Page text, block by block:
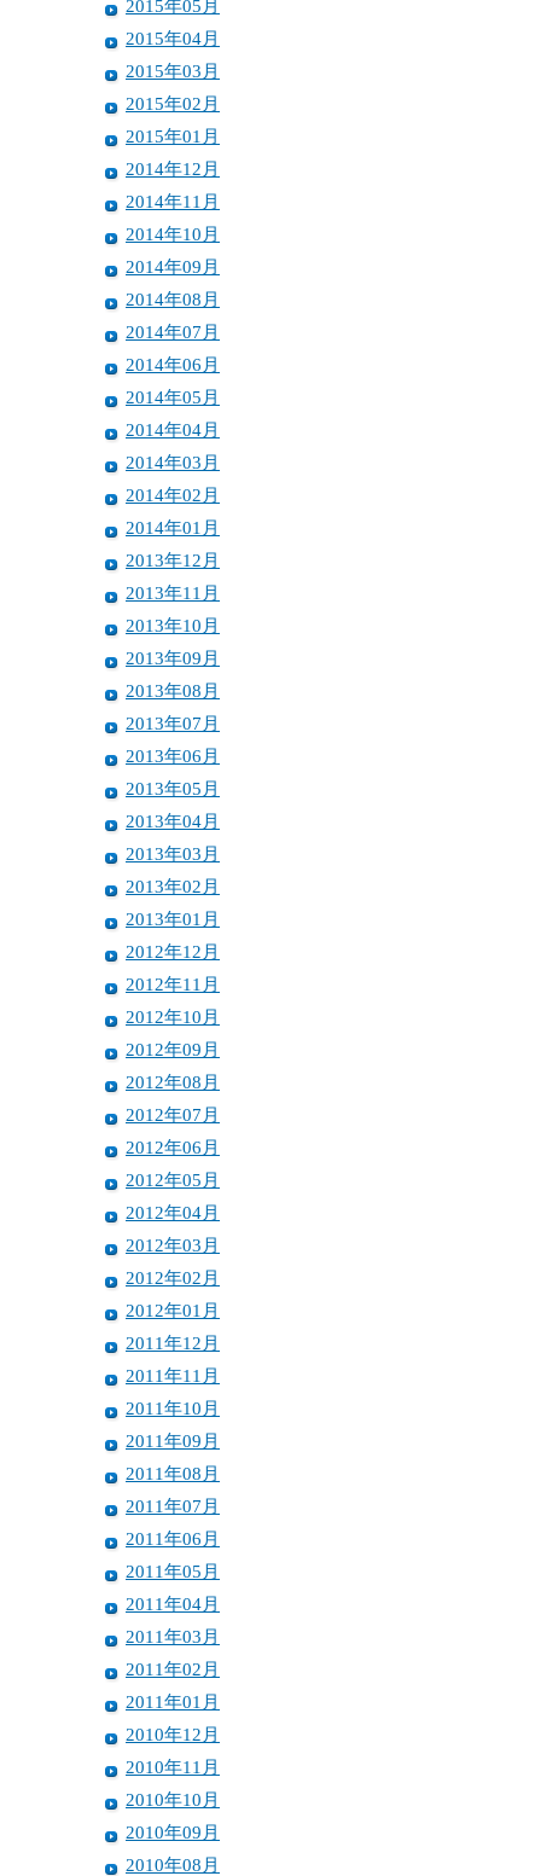
2015年05月
2015年04月
2015年03月
2015年02月
2015年01月
2014年12月
2014年11月
2014年10月
2014年09月
2014年08月
2014年07月
2014年06月
2014年05月
2014年04月
2014年03月
2014年02月
2014年01月
2013年12月
2013年11月
2013年10月
2013年09月
2013年08月
2013年07月
2013年06月
2013年05月
2013年04月
2013年03月
2013年02月
2013年01月
2012年12月
2012年11月
2012年10月
2012年09月
2012年08月
2012年07月
2012年06月
2012年05月
2012年04月
2012年03月
2012年02月
2012年01月
2011年12月
2011年11月
2011年10月
2011年09月
2011年08月
2011年07月
2011年06月
2011年05月
2011年04月
2011年03月
2011年02月
2011年01月
2010年12月
2010年11月
2010年10月
2010年09月
2010年08月